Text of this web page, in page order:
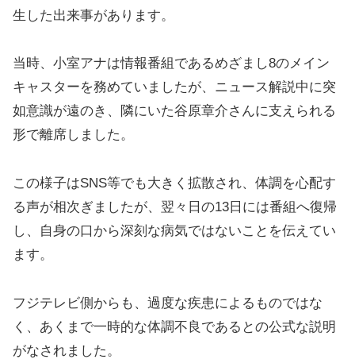
生した出来事があります。
当時、小室アナは情報番組であるめざまし8のメイン
キャスターを務めていましたが、ニュース解説中に突
如意識が遠のき、隣にいた谷原章介さんに支えられる
形で離席しました。
この様子はSNS等でも大きく拡散され、体調を心配す
る声が相次ぎましたが、翌々日の13日には番組へ復帰
し、自身の口から深刻な病気ではないことを伝えてい
ます。
フジテレビ側からも、過度な疾患によるものではな
く、あくまで一時的な体調不良であるとの公式な説明
がなされました。